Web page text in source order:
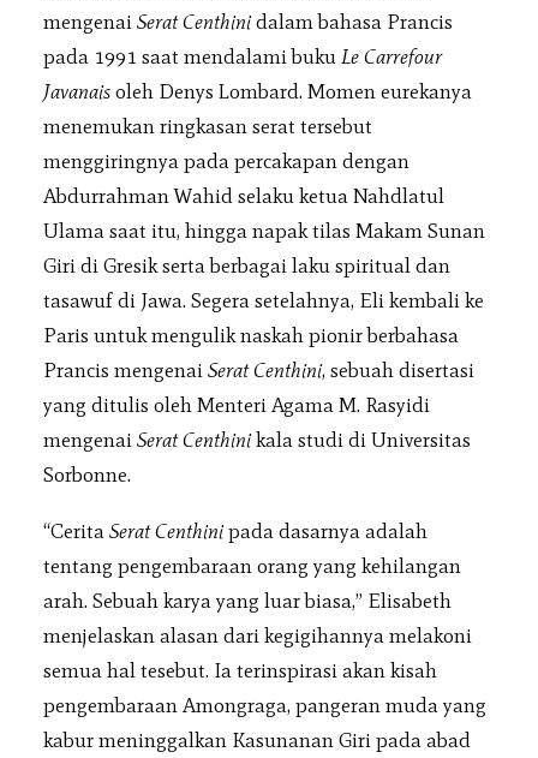
mengenai Serat Centhinidalam bahasa Prancis
pada 1991 saat mendalami buku Le Carrefour
Javanais oleh Denys Lombard. Momen eurekanya
menemukan ringkasan serat tersebut
menggiringnya pada percakapan dengan
Abdurrahman Wahid selaku ketua Nahdlatul
Ulama saat itu, hingga napak tilas Makam Sunan
Giri di Gresik serta berbagai laku spiritual dan
tasawuf di Jawa. Segera setelahnya, Eli kembali ke
Paris untuk mengulik naskah pionir berbahasa
Prancis mengenai Serat Centhini, sebuah disertasi
yang ditulis oleh Menteri Agama M. Rasyidi
mengenai Serat Centhinikala studi di Universitas
Sorbonne.
“Cerita Serat Centhinipada dasarnya adalah
tentang pengembaraan orang yang kehilangan
arah. Sebuah karya yang luar biasa,” Elisabeth
menjelaskan alasan dari kegigihannya melakoni
semua hal tesebut. Ia terinspirasi akan kisah
pengembaraan Amongraga, pangeran muda yang
kabur meninggalkan Kasunanan Giri pada abad